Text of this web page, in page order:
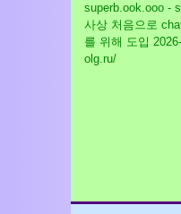
superb.ook.ooo -
사상 처음으로
를 위해 도입
olg.ru/